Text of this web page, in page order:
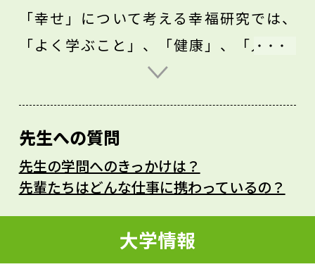
「幸せ」について考える幸福研究では、
「よく学ぶこと」、「健康」、「人間関
係」の3つが人生において重要であるとされ
（やる気）を有効に活用し、優先順位を考
えて、高校生活の中で「何をすべきか」
「何をしないべきか」を選択することが大
来ることは、その時でも遅くはありませ
ん。そして、「1週間」がんばれる人は、1
先生への質問
先生の学問へのきっかけは？
先輩たちはどんな仕事に携わっているの？
大学情報